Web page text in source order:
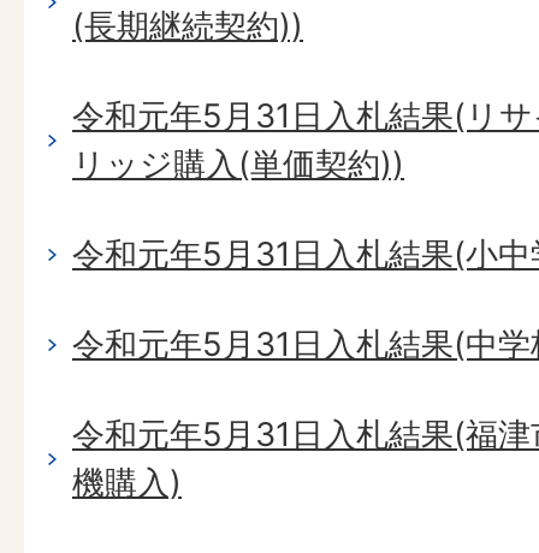
(長期継続契約))
令和元年5月31日入札結果(リ
リッジ購入(単価契約))
令和元年5月31日入札結果(小
令和元年5月31日入札結果(中
令和元年5月31日入札結果(福
機購入)